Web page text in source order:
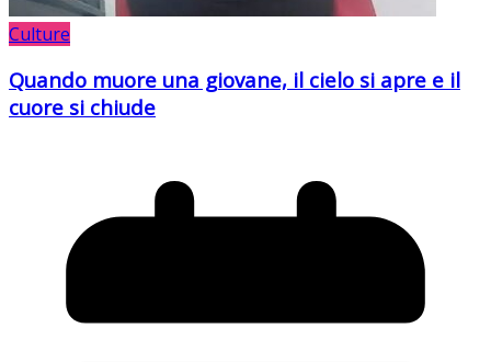
Culture
Quando muore una giovane, il cielo si apre e il
cuore si chiude